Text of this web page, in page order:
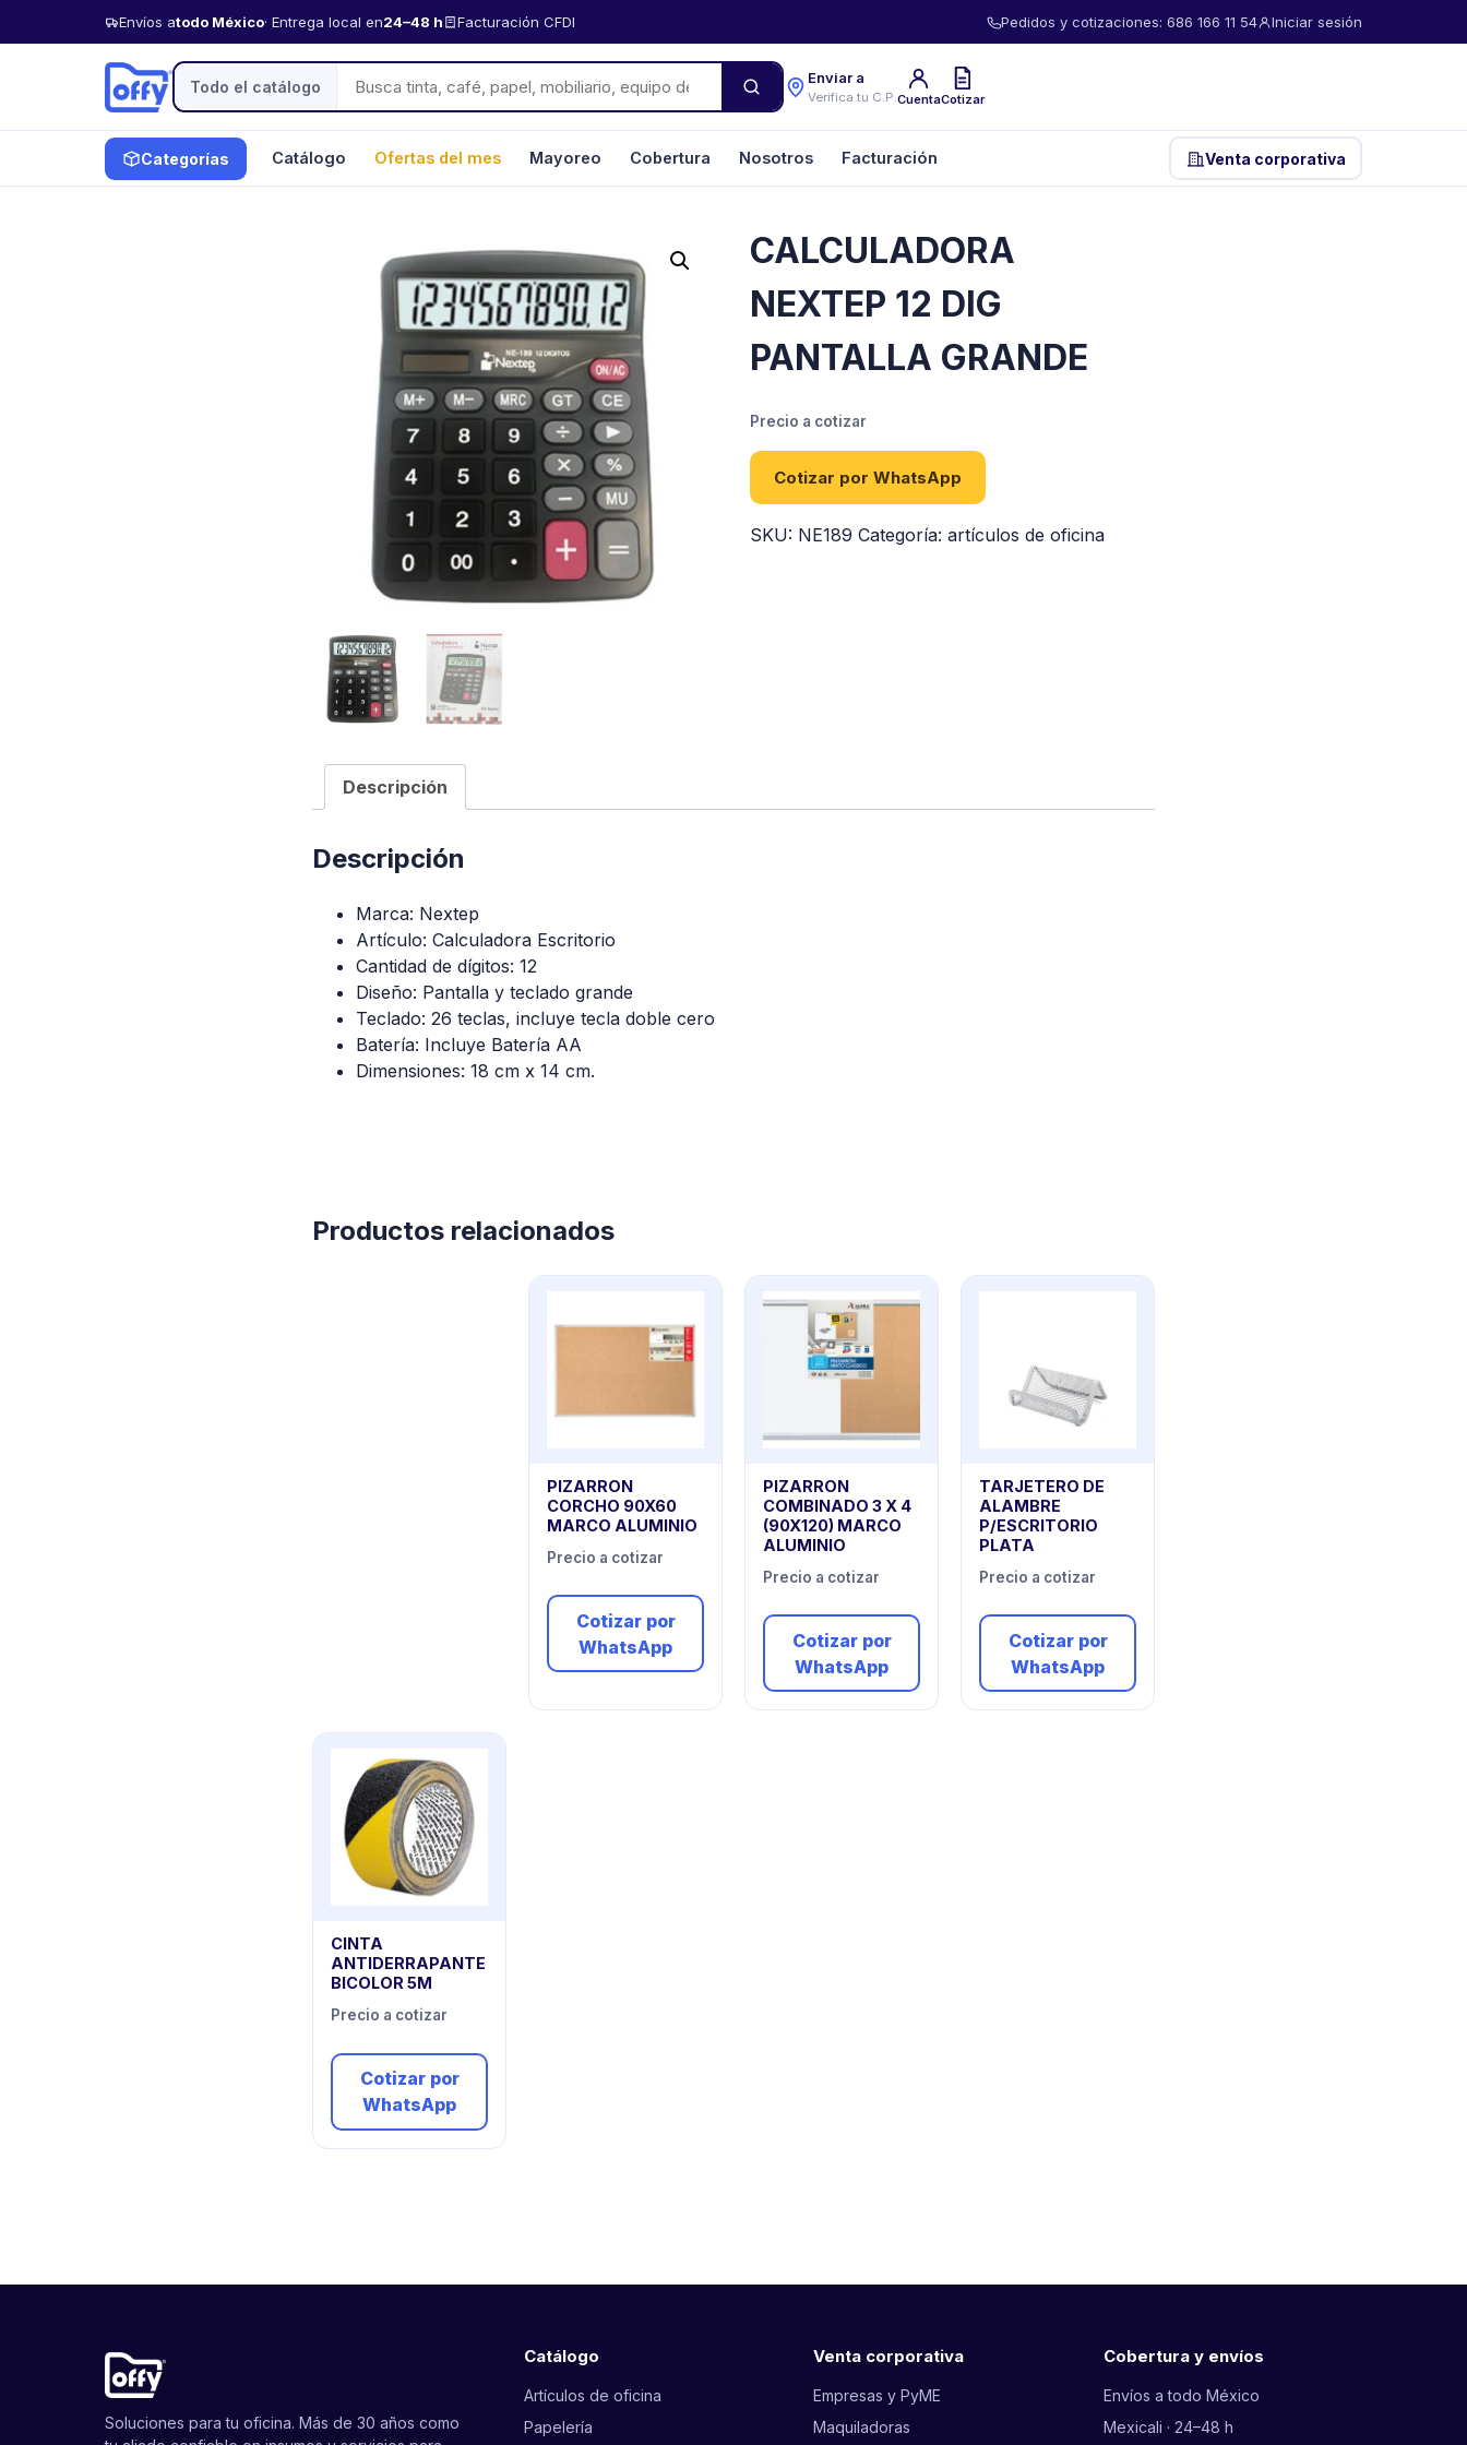
Envíos atodo México· Entrega local en24–48 h Facturación CFDI Pedidos y cotizaciones: 686 166 11 54 Iniciar sesión
Todo el catálogo Enviar a
Verifica tu C.P.CuentaCotizar
Categorías Catálogo Ofertas del mes Mayoreo Cobertura Nosotros Facturación Venta corporativa
CALCULADORA
NEXTEP 12 DIG
PANTALLA GRANDE
Precio a cotizar
Cotizar por WhatsApp
SKU: NE189 Categoría:artículos de oficina
Descripción
Descripción
Marca: Nextep
Artículo: Calculadora Escritorio
Cantidad de dígitos: 12
Diseño: Pantalla y teclado grande
Teclado: 26 teclas, incluye tecla doble cero
Batería: Incluye Batería AA
Dimensiones: 18 cm x 14 cm.
Productos relacionados
PIZARRON
CORCHO 90X60
MARCO ALUMINIO
Precio a cotizar
Cotizar por
WhatsApp
PIZARRON
COMBINADO 3 X 4
(90X120) MARCO
ALUMINIO
Precio a cotizar
Cotizar por
WhatsApp
TARJETERO DE
ALAMBRE
P/ESCRITORIO
PLATA
Precio a cotizar
Cotizar por
WhatsApp
CINTA
ANTIDERRAPANTE
BICOLOR 5M
Precio a cotizar
Cotizar por
WhatsApp
Soluciones para tu oficina. Más de 30 años como
Catálogo
Artículos de oficina
Papelería
Venta corporativa
Empresas y PyME
Maquiladoras
Cobertura y envíos
Envíos a todo México
Mexicali · 24–48 h